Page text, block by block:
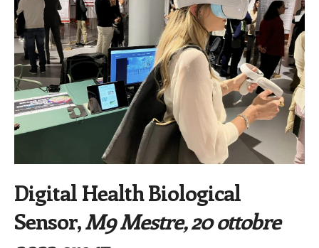
Digital Health Biological
Sensor,M9 Mestre, 20 ottobre